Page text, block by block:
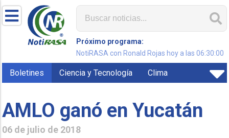
Próximo programa:
NotiRASA con Ronald Rojas hoy a las 06:30:00
Boletines Ciencia y Tecnología Clima
AMLO ganó en Yucatán
06 de julio de 2018